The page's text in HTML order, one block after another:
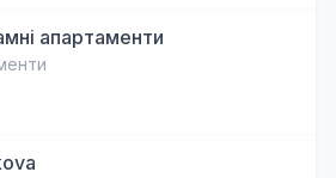
апартаменти